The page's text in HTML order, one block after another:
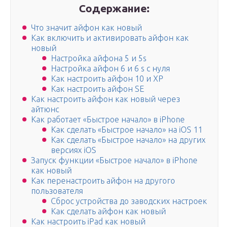
Содержание:
Что значит айфон как новый
Как включить и активировать айфон как
новый
Настройка айфона 5 и 5s
Настройка айфон 6 и 6 s с нуля
Как настроить айфон 10 и XP
Как настроить айфон SE
Как настроить айфон как новый через
айтюнс
Как работает «Быстрое начало» в iPhone
Как сделать «Быстрое начало» на iOS 11
Как сделать «Быстрое начало» на других
версиях iOS
Запуск функции «Быстрое начало» в iPhone
как новый
Как перенастроить айфон на другого
пользователя
Сброс устройства до заводских настроек
Как сделать айфон как новый
Как настроить iPad как новый